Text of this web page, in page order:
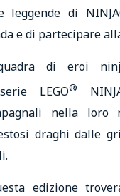
leggende di
e di partecipare
di eroi
LEGO®
nella loro
draghi dalle
edizione